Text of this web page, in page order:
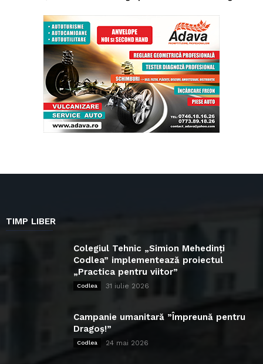
TIMP LIBER
Colegiul Tehnic „Simion Mehedinți
Codlea” implementează proiectul
„Practica pentru viitor”
Codlea 31 iulie 2026
Campanie umanitară ”Împreună pentru
Dragoș!”
Codlea 24 mai 2026